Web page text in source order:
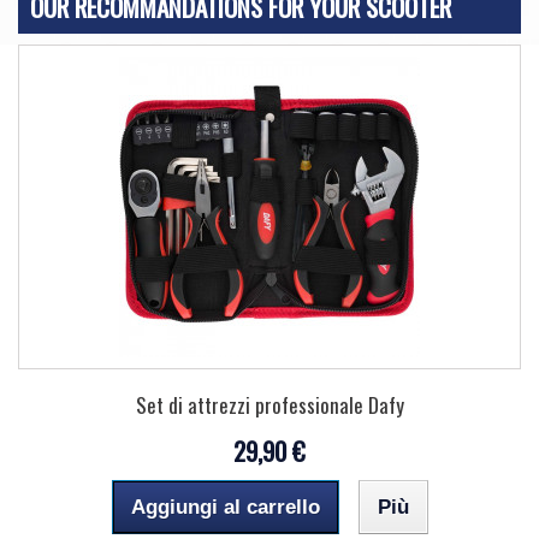
Set di attrezzi professionale Dafy
29,90 €
Aggiungi al carrello Più